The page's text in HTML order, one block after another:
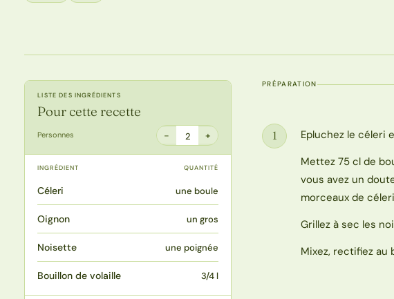
LISTE DES INGRÉDIENTS
Pour cette recette
Personnes − 2 +
INGRÉDIENT QUANTITÉ
Céleri une boule
Oignon un gros
Noisette une poignée
Bouillon de volaille 3/4 l
PRÉPARATION
Étape
1
Epluchez le céleri
Mettez 75 cl de
vous avez un
morceaux de
Grillez à sec les
Mixez, rectifiez au